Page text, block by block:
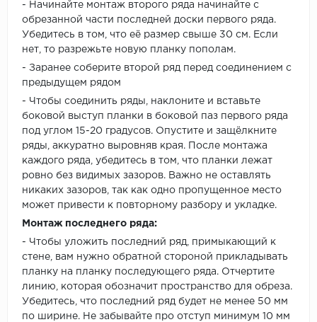
- Начинайте монтаж второго ряда начинайте с
обрезанной части последней доски первого ряда.
Убедитесь в том, что её размер свыше 30 см. Если
нет, то разрежьте новую планку пополам.
- Заранее соберите второй ряд перед соединением с
предыдущем рядом
- Чтобы соединить ряды, наклоните и вставьте
боковой выступ планки в боковой паз первого ряда
под углом 15-20 градусов. Опустите и защёлкните
ряды, аккуратно выровняв края. После монтажа
каждого ряда, убедитесь в том, что планки лежат
ровно без видимых зазоров. Важно не оставлять
никаких зазоров, так как одно пропущенное место
может привести к повторному разбору и укладке.
Монтаж последнего ряда:
- Чтобы уложить последний ряд, примыкающий к
стене, вам нужно обратной стороной прикладывать
планку на планку последующего ряда. Отчертите
линию, которая обозначит пространство для обреза.
Убедитесь, что последний ряд будет не менее 50 мм
по ширине. Не забывайте про отступ минимум 10 мм